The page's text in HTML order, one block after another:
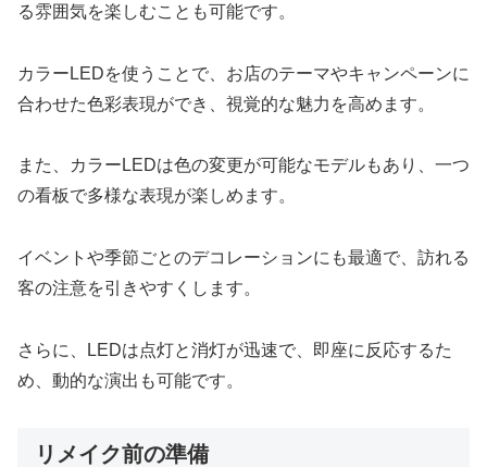
る雰囲気を楽しむことも可能です。
カラーLEDを使うことで、お店のテーマやキャンペーンに
合わせた色彩表現ができ、視覚的な魅力を高めます。
また、カラーLEDは色の変更が可能なモデルもあり、一つ
の看板で多様な表現が楽しめます。
イベントや季節ごとのデコレーションにも最適で、訪れる
客の注意を引きやすくします。
さらに、LEDは点灯と消灯が迅速で、即座に反応するた
め、動的な演出も可能です。
リメイク前の準備